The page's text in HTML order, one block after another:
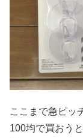
ここまで急ピッ
100均で買おう